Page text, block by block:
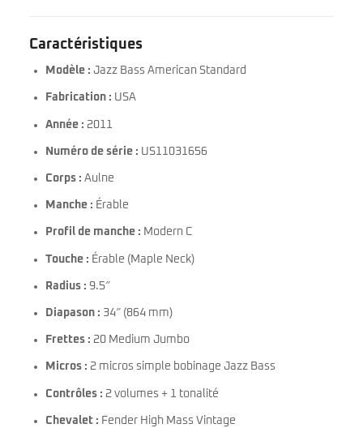
Caractéristiques
Modèle : Jazz Bass American Standard
Fabrication : USA
Année : 2011
Numéro de série : US11031656
Corps : Aulne
Manche : Érable
Profil de manche : Modern C
Touche : Érable (Maple Neck)
Radius : 9.5″
Diapason : 34″ (864 mm)
Frettes : 20 Medium Jumbo
Micros : 2 micros simple bobinage Jazz Bass
Contrôles : 2 volumes + 1 tonalité
Chevalet : Fender High Mass Vintage